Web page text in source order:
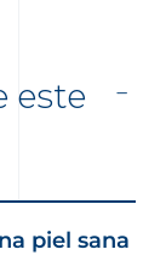
este
piel sana